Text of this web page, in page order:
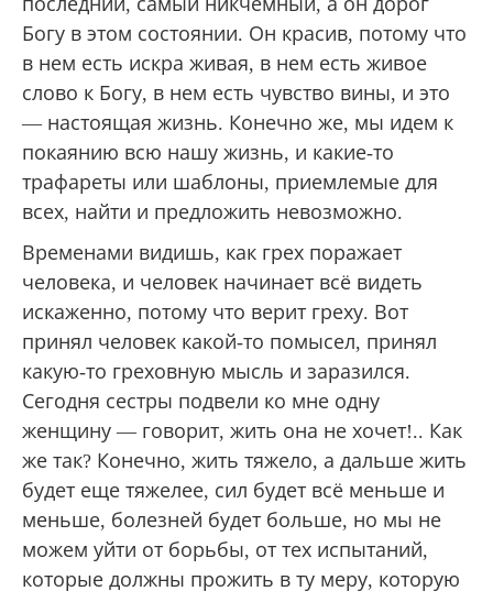
последний, самый никчемный, а он дорог
Богу в этом состоянии. Он красив, потому что
в нем есть искра живая, в нем есть живое
слово к Богу, в нем есть чувство вины, и это
— настоящая жизнь. Конечно же, мы идем к
покаянию всю нашу жизнь, и какие-то
трафареты или шаблоны, приемлемые для
всех, найти и предложить невозможно.
Временами видишь, как грех поражает
человека, и человек начинает всё видеть
искаженно, потому что верит греху. Вот
принял человек какой-то помысел, принял
какую-то греховную мысль и заразился.
Сегодня сестры подвели ко мне одну
женщину — говорит, жить она не хочет!.. Как
же так? Конечно, жить тяжело, а дальше жить
будет еще тяжелее, сил будет всё меньше и
меньше, болезней будет больше, но мы не
можем уйти от борьбы, от тех испытаний,
которые должны прожить в ту меру, которую